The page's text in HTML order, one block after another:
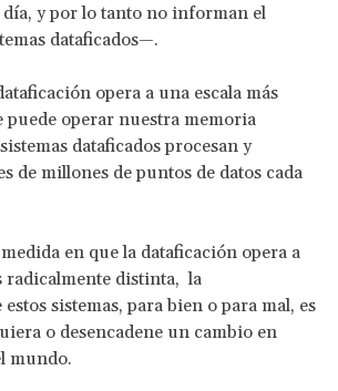
y por lo tanto no informan el
dataficados—.
opera a una escala más
puede operar nuestra memoria
dataficados procesan y
de millones de puntos de datos cada
en que la dataficación opera a
radicalmente distinta, la
sistemas, para bien o para mal, es
o desencadene un cambio en
mundo.